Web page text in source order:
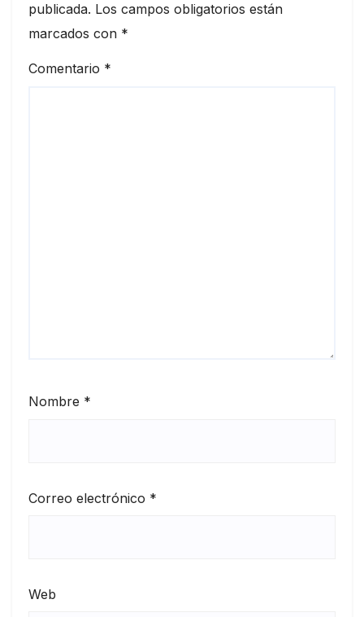
publicada. Los campos obligatorios están
marcados con *
Comentario *
Nombre *
Correo electrónico *
Web